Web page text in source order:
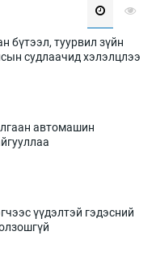
бүтээл, туурвил зүйн
судлаачид хэлэлцлээ
автомашин
үүдэлтэй гэдэсний